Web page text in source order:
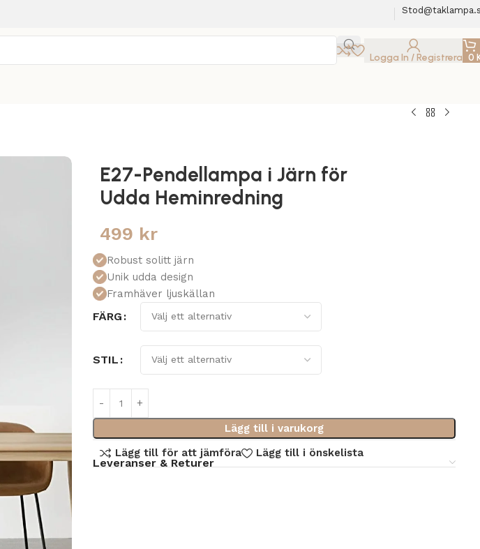
Logga In / Registrera 0
E27-Pendellampa i Järn för
Udda Heminredning
499 kr
Robust solitt järn
Unik udda design
Framhäver ljuskällan
FÄRG
STIL
Lägg till i varukorg
Lägg till för att jämföra
Lägg till i önskelista
Leveranser & Returer